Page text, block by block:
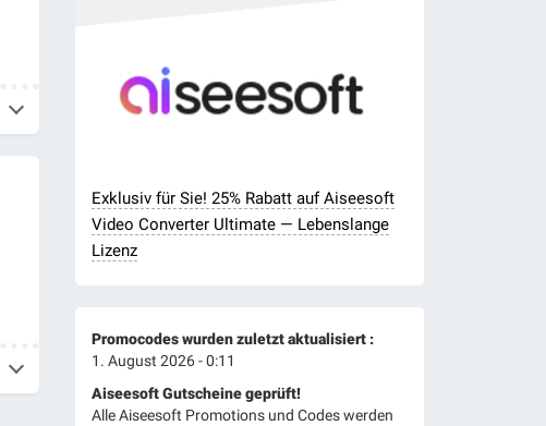
Exklusiv für Sie! 25% Rabatt auf Aiseesoft
Video Converter Ultimate — Lebenslange
Lizenz
Promocodes wurden zuletzt aktualisiert :
1. August 2026 - 0:11
Aiseesoft Gutscheine geprüft!
Alle Aiseesoft Promotions und Codes werden